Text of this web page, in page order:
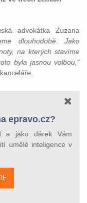
advokátka Zuzana
dlouhodobě. Jako
na kterých stavíme
byla jasnou volbou,“
epravo.cz?
a jako dárek Vám
umělé inteligence v